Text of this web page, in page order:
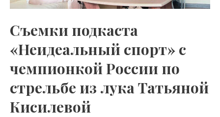
Съемки подкаста
«Неидеальный спорт» с
чемпионкой России по
стрельбе из лука Татьяной
Кисилевой
по
из
лука
Кисилевой